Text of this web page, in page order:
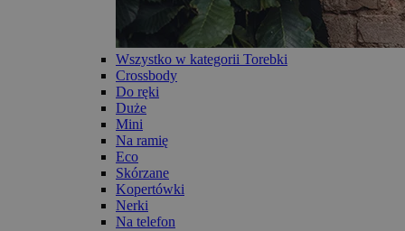
Wszystko w kategorii Torebki
Crossbody
Do ręki
Duże
Mini
Na ramię
Eco
Skórzane
Kopertówki
Nerki
Na telefon